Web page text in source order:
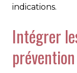
indications.
Intégrer